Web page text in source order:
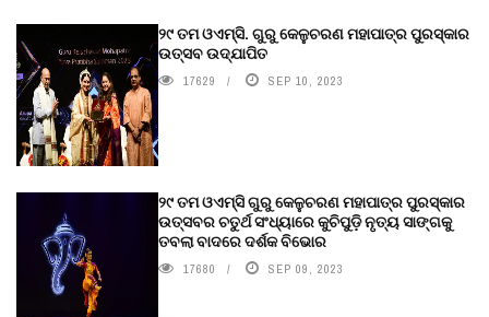
୨୯ ତମ ଓଏମ୍‌ସି. ଗୁରୁ କେଳୁଚରଣ ମହାପାତ୍ର ପୁରସ୍କାର
ଉତ୍ସବ ଉଦ୍‍ଯାପିତ
17629 SEP 10, 2023
୨୯ ତମ ଓଏମ୍‌ସି ଗୁରୁ କେଳୁଚରଣ ମହାପାତ୍ର ପୁରସ୍କାର
ଉତ୍ସବର ଚତୁର୍ଥ ସଂଧ୍ୟାରେ କୁଚିପୁଡ଼ି ନୃତ୍ୟ ସାଙ୍ଗକୁ
ତବଲା ବାଦରେ ଦର୍ଶକ ବିଭୋର
17680 SEP 09, 2023